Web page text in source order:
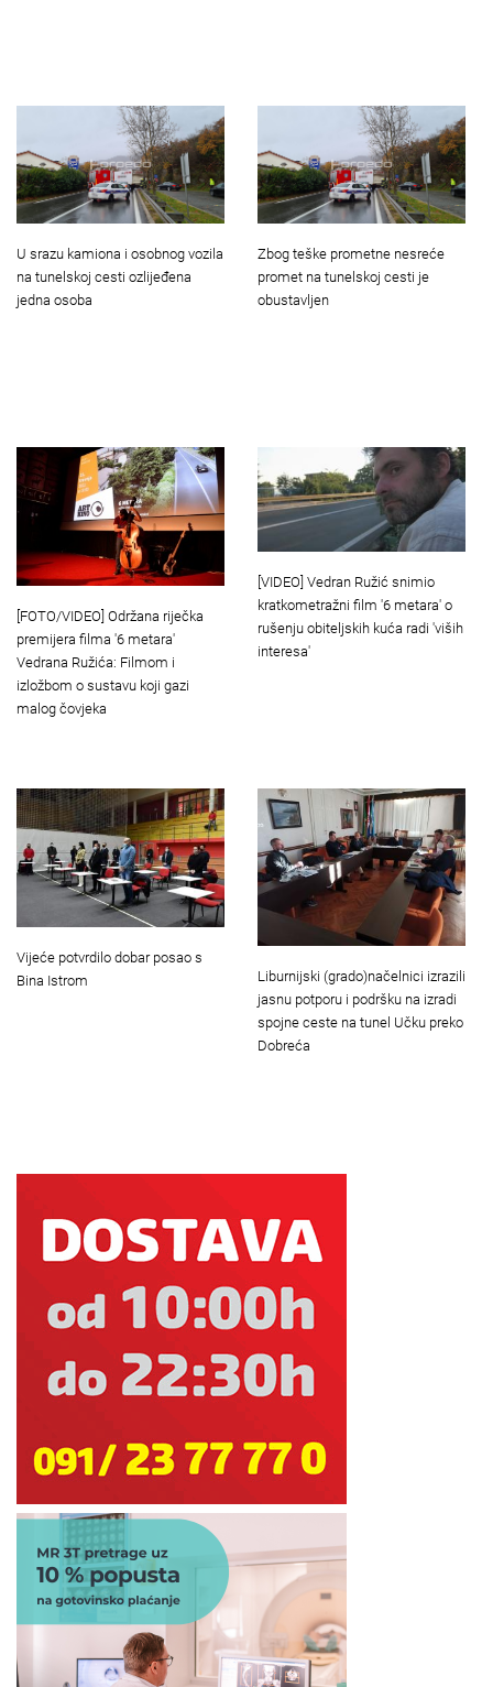
U srazu kamiona i osobnog vozila
na tunelskoj cesti ozlijeđena
jedna osoba
Zbog teške prometne nesreće
promet na tunelskoj cesti je
obustavljen
[FOTO/VIDEO] Održana riječka
premijera filma '6 metara'
Vedrana Ružića: Filmom i
izložbom o sustavu koji gazi
malog čovjeka
[VIDEO] Vedran Ružić snimio
kratkometražni film '6 metara' o
rušenju obiteljskih kuća radi 'viših
interesa'
Vijeće potvrdilo dobar posao s
Bina Istrom
Liburnijski (grado)načelnici izrazili
jasnu potporu i podršku na izradi
spojne ceste na tunel Učku preko
Dobreća